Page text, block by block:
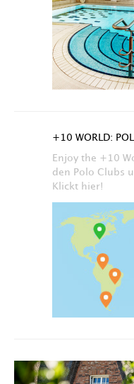
+10 WORLD:
Enjoy the +10
den Polo Clubs
Klickt hier!